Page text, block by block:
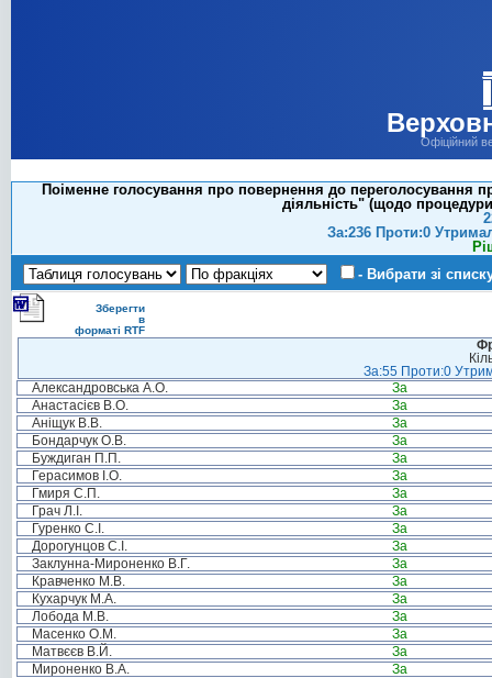
Офіційний
Поіменне голосування про повернення до переголосування
діяльність" (щодо
За:236 Проти:0
- Вибрати зі
Зберегти
в
форматі RTF
За:55 Проти:0
Александровська А.О.
За
Анастасієв В.О.
За
Аніщук В.В.
За
Бондарчук О.В.
За
Буждиган П.П.
За
Герасимов І.О.
За
Гмиря С.П.
За
Грач Л.І.
За
Гуренко С.І.
За
Дорогунцов С.І.
За
Заклунна-Мироненко В.Г.
За
Кравченко М.В.
За
Кухарчук М.А.
За
Лобода М.В.
За
Масенко О.М.
За
Матвєєв В.Й.
За
Мироненко В.А.
За